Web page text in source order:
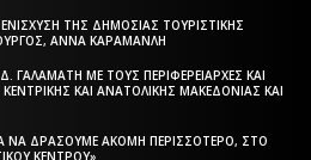
ΤΗΣ ΔΗΜΌΣΙΑΣ ΤΟΥΡΙΣΤΙΚΉΣ
ΆΝΝΑ ΚΑΡΑΜΑΝΛΉ
ΜΕ ΤΟΥΣ ΠΕΡΙΦΕΡΕΙΆΡΧΕΣ ΚΑΙ
ΚΑΙ ΑΝΑΤΟΛΙΚΉΣ ΜΑΚΕΔΟΝΊΑΣ ΚΑΙ
ΝΑ ΔΡΆΣΟΥΜΕ ΑΚΌΜΗ ΠΕΡΙΣΣΌΤΕΡΟ, ΣΤΟ
ΚΈΝΤΡΟΥ»